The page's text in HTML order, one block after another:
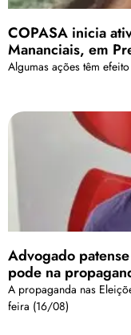
COPASA inicia
Mananciais, em
Algumas ações têm
Advogado
pode na
A propaganda nas
feira (16/08)